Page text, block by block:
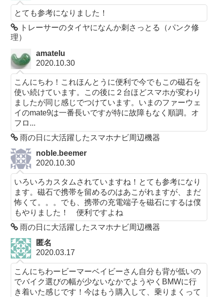
とても参考になりました！
トレーサーのタイヤになんか刺さっとる（パンク修
理）
amatelu
2020.10.30
こんにちわ！これほんとうに便利で今でもこの磁石を
使い続けています。この後に２台ほどスマホが変わり
ましたが同じ感じでつけています。いまのファーウェ
イのmate9は一番長いですが特に故障もなく順調。オ
フロ...
雨の日に大活躍したスマホナビ周辺機器
noble.beemer
2020.10.30
いろいろカスタムされていますね！とても参考になり
ます。磁石で携帯を留めるのはあこがれますが、まだ
怖くて。。。でも、携帯の充電端子を磁石にするは僕
もやりました！ 便利ですよね
雨の日に大活躍したスマホナビ周辺機器
匿名
2020.03.17
こんにちわービーマーベイビーさん自分も背が低いの
でバイク選びの幅が少ないなかでようやくBMWに行
き着いた感じです！今はもう購入して、乗りまくって